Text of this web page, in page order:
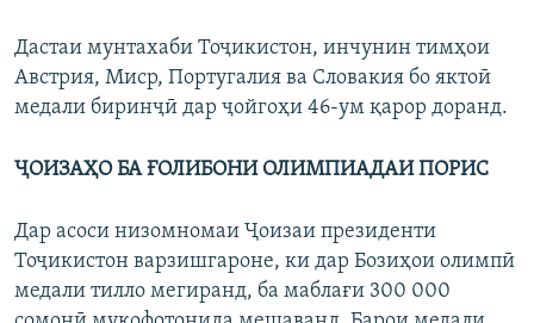
Дастаи мунтахаби Тоҷикистон, инчунин тимҳои
Австрия, Миср, Португалия ва Словакия бо яктоӣ
медали биринҷӣ дар ҷойгоҳи 46-ум қарор доранд.
ҶОИЗАҲО БА ҒОЛИБОНИ ОЛИМПИАДАИ ПОРИС
Дар асоси низомномаи Ҷоизаи президенти
Тоҷикистон варзишгароне, ки дар Бозиҳои олимпӣ
медали тилло мегиранд, ба маблағи 300 000